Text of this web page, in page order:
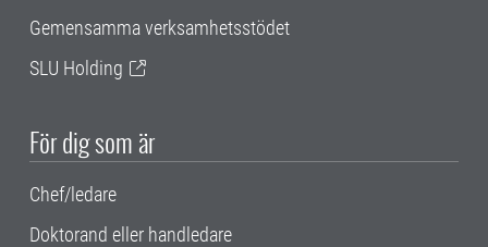
Gemensamma verksamhetsstödet
SLU Holding
För dig som är
Chef/ledare
Doktorand eller handledare